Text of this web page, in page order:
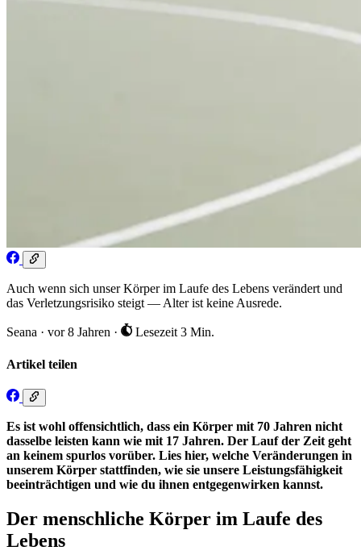
Auch wenn sich unser Körper im Laufe des Lebens verändert und
das Verletzungsrisiko steigt — Alter ist keine Ausrede.
Seana · vor 8 Jahren · Lesezeit 3 Min.
Artikel teilen
Es ist wohl offensichtlich, dass ein Körper mit 70 Jahren nicht
dasselbe leisten kann wie mit 17 Jahren. Der Lauf der Zeit geht
an keinem spurlos vorüber. Lies hier, welche Veränderungen in
unserem Körper stattfinden, wie sie unsere Leistungsfähigkeit
beeinträchtigen und wie du ihnen entgegenwirken kannst.
Der menschliche Körper im Laufe des
Lebens